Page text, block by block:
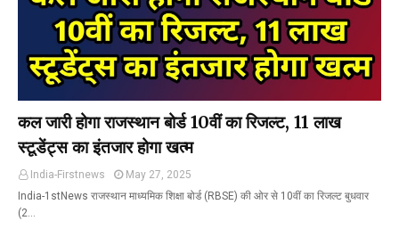
कल जारी होगा राजस्थान बोर्ड 10वीं का रिजल्ट, 11 लाख
स्टूडेंट्स का इंतजार होगा खत्म
India-Firstnews
May 27, 2025
India-1stNews राजस्थान माध्यमिक शिक्षा बोर्ड (RBSE) की ओर से 10वीं का रिजल्ट बुधवार
(2…